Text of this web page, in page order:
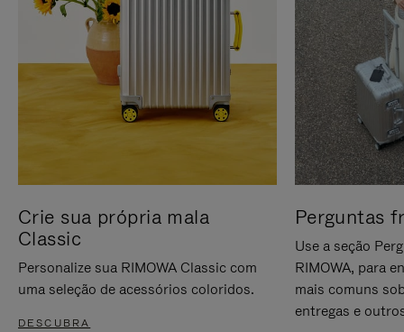
Crie sua própria mala
Classic
Personalize sua RIMOWA Classic com
uma seleção de acessórios coloridos.
DESCUBRA
Perguntas
Use a seção
RIMOWA, para
mais comuns
entregas e